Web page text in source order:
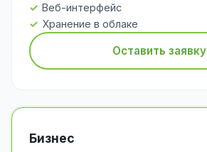
Веб-интерфейс
Хранение в облаке
Оставить заявку
Бизнес